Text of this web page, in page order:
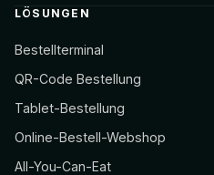
LÖSUNGEN
Bestellterminal
QR-Code Bestellung
Tablet-Bestellung
Online-Bestell-Webshop
All-You-Can-Eat